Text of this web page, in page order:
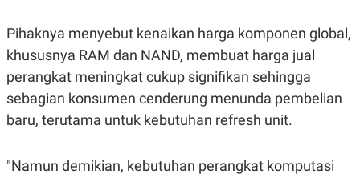
L
A
N
G
G
A
N
A
E
K
I
N
E
R
J
A
E
T
Pihaknya menyebut kenaikan harga komponen global,
khususnya RAM dan NAND, membuat harga jual
perangkat meningkat cukup signifikan sehingga
sebagian konsumen cenderung menunda pembelian
baru, terutama untuk kebutuhan refresh unit.
"Namun demikian, kebutuhan perangkat komputasi